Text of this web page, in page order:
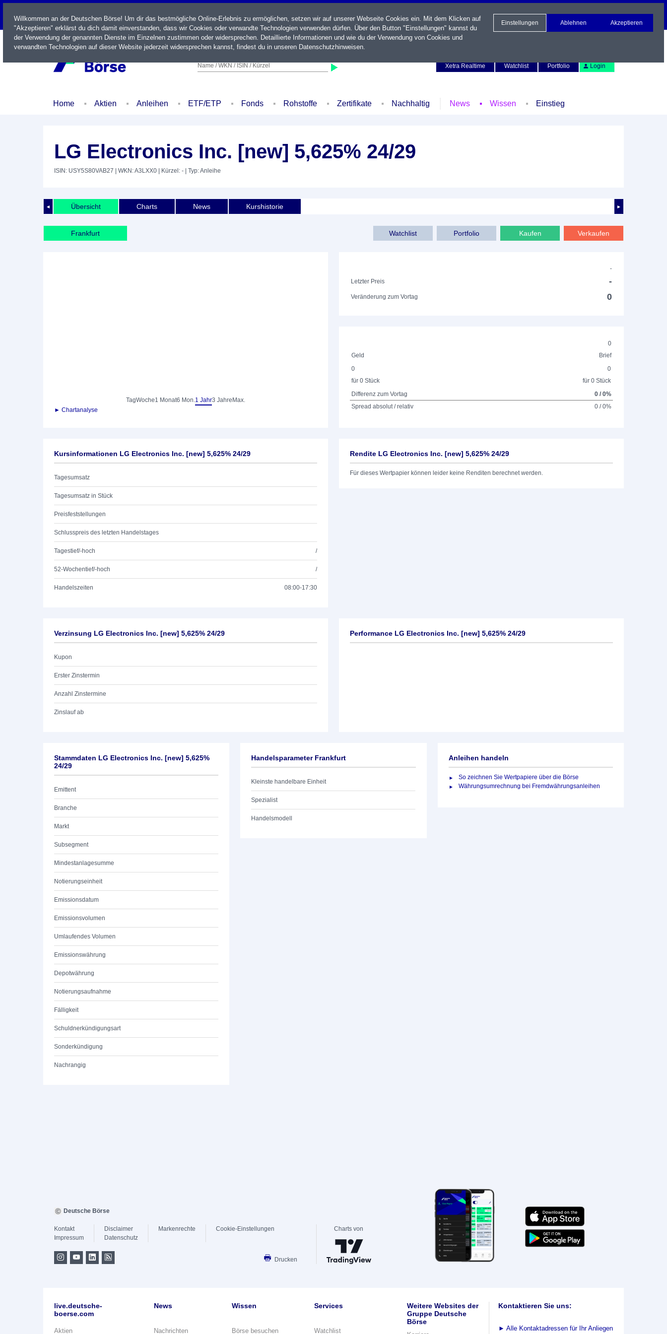
LIVE
Name / WKN / ISIN / Kürzel
Xetra Realtime
Watchlist Portfolio Login
Home Aktien Anleihen ETF/ETP Fonds Rohstoffe Zertifikate Nachhaltig News Wissen Einstieg
LG Electronics Inc. [new] 5,625% 24/29
ISIN: USY5S80VAB27 | WKN: A3LXX0 | Kürzel: - | Typ: Anleihe
◄ ►
Übersicht Charts News Kurshistorie
Frankfurt Verkaufen
Kaufen
Portfolio
Watchlist
TagWoche1 Monat6 Mon.1 Jahr3 Jahre Max.
► Chartanalyse
-
Letzter Preis
-
Veränderung zum Vortag 0
0
Geld
Brief
0
für 0 Stück
0
für 0 Stück
Differenz zum Vortag
0 / 0%
Spread absolut / relativ
0 / 0%
Kursinformationen LG Electronics Inc. [new] 5,625% 24/29
Tagesumsatz
Tagesumsatz in Stück
Preisfeststellungen
Schlusspreis des letzten Handelstages
Tagestief/-hoch /
52-Wochentief/-hoch /
Handelszeiten 08:00-17:30
Rendite LG Electronics Inc. [new] 5,625% 24/29
Für dieses Wertpapier können leider keine Renditen berechnet werden.
Verzinsung LG Electronics Inc. [new] 5,625% 24/29
Kupon
Erster Zinstermin
Anzahl Zinstermine
Zinslauf ab
Performance LG Electronics Inc. [new] 5,625% 24/29
Stammdaten LG Electronics Inc. [new] 5,625%
24/29
Emittent
Branche
Markt
Subsegment
Mindestanlagesumme
Notierungseinheit
Emissionsdatum
Emissionsvolumen
Umlaufendes Volumen
Emissionswährung
Depotwährung
Notierungsaufnahme
Fälligkeit
Schuldnerkündigungsart
Sonderkündigung
Nachrangig
Handelsparameter Frankfurt
Kleinste handelbare Einheit
Spezialist
Handelsmodell
Anleihen handeln
So zeichnen Sie Wertpapiere über die Börse
Währungsumrechnung bei Fremdwährungsanleihen
Willkommen an der Deutschen Börse! Um dir das bestmögliche Online-Erlebnis zu ermöglichen, setzen wir auf unserer Webseite Cookies ein. Mit dem Klicken auf
"Akzeptieren" erklärst du dich damit einverstanden, dass wir Cookies oder verwandte Technologien verwenden dürfen. Über den Button "Einstellungen" kannst du
der Verwendung der genannten Dienste im Einzelnen zustimmen oder widersprechen. Detaillierte Informationen und wie du der Verwendung von Cookies und
verwandten Technologien auf dieser Website jederzeit widersprechen kannst, findest du in unseren Datenschutzhinweisen.
Einstellungen Ablehnen Akzeptieren
Deutsche Börse
Kontakt
Impressum
Disclaimer
Datenschutz
Markenrechte Cookie-Einstellungen
Drucken
Charts von
live.deutsche-
boerse.com
Aktien
News
Nachrichten
Wissen
Börse besuchen
Services
Watchlist
Weitere Websites der
Gruppe Deutsche
Börse
Kontaktieren Sie uns:
► Alle Kontaktadressen für Ihr Anliegen